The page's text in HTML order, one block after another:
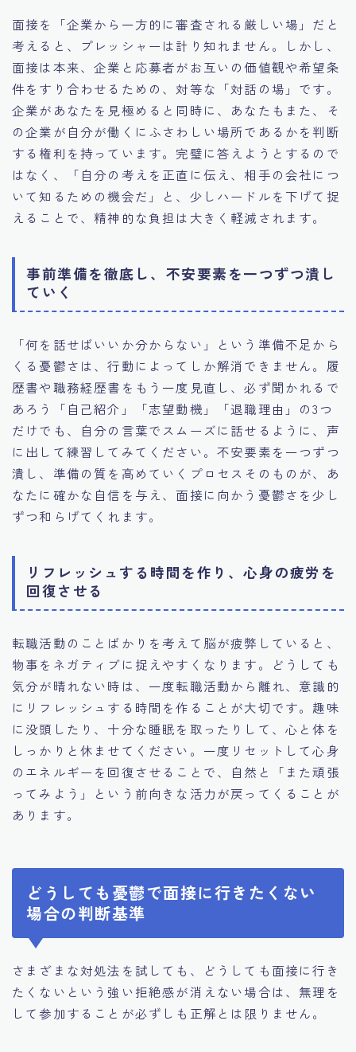
面接を「企業から一方的に審査される厳しい場」だと
考えると、プレッシャーは計り知れません。しかし、
面接は本来、企業と応募者がお互いの価値観や希望条
件をすり合わせるための、対等な「対話の場」です。
企業があなたを見極めると同時に、あなたもまた、そ
の企業が自分が働くにふさわしい場所であるかを判断
する権利を持っています。完璧に答えようとするので
はなく、「自分の考えを正直に伝え、相手の会社につ
いて知るための機会だ」と、少しハードルを下げて捉
えることで、精神的な負担は大きく軽減されます。
事前準備を徹底し、不安要素を一つずつ潰し
ていく
「何を話せばいいか分からない」という準備不足から
くる憂鬱さは、行動によってしか解消できません。履
歴書や職務経歴書をもう一度見直し、必ず聞かれるで
あろう「自己紹介」「志望動機」「退職理由」の3つ
だけでも、自分の言葉でスムーズに話せるように、声
に出して練習してみてください。不安要素を一つずつ
潰し、準備の質を高めていくプロセスそのものが、あ
なたに確かな自信を与え、面接に向かう憂鬱さを少し
ずつ和らげてくれます。
リフレッシュする時間を作り、心身の疲労を
回復させる
転職活動のことばかりを考えて脳が疲弊していると、
物事をネガティブに捉えやすくなります。どうしても
気分が晴れない時は、一度転職活動から離れ、意識的
にリフレッシュする時間を作ることが大切です。趣味
に没頭したり、十分な睡眠を取ったりして、心と体を
しっかりと休ませてください。一度リセットして心身
のエネルギーを回復させることで、自然と「また頑張
ってみよう」という前向きな活力が戻ってくることが
あります。
どうしても憂鬱で面接に行きたくない
場合の判断基準
さまざまな対処法を試しても、どうしても面接に行き
たくないという強い拒絶感が消えない場合は、無理を
して参加することが必ずしも正解とは限りません。